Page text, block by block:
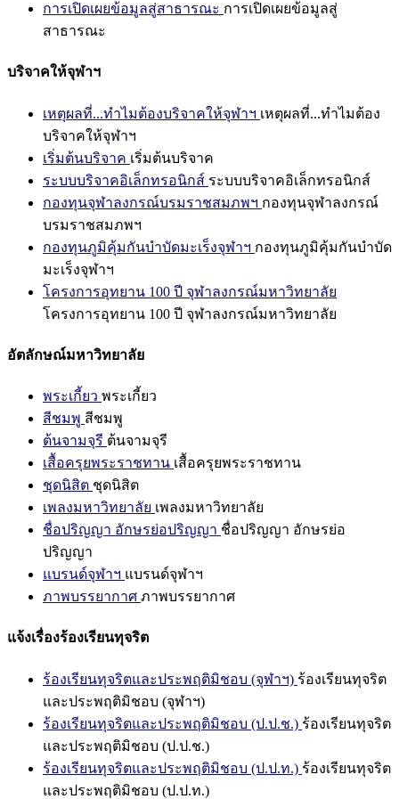
การเปิดเผยข้อมูลสู่สาธารณะ การเปิดเผยข้อมูลสู่
สาธารณะ
บริจาคให้จุฬาฯ
เหตุผลที่...ทำไมต้องบริจาคให้จุฬาฯ เหตุผลที่...ทำไมต้อง
บริจาคให้จุฬาฯ
เริ่มต้นบริจาค เริ่มต้นบริจาค
ระบบบริจาคอิเล็กทรอนิกส์ ระบบบริจาคอิเล็กทรอนิกส์
กองทุนจุฬาลงกรณ์บรมราชสมภพฯ กองทุนจุฬาลงกรณ์
บรมราชสมภพฯ
กองทุนภูมิคุ้มกันบำบัดมะเร็งจุฬาฯ กองทุนภูมิคุ้มกันบำบัด
มะเร็งจุฬาฯ
โครงการอุทยาน 100 ปี จุฬาลงกรณ์มหาวิทยาลัย
โครงการอุทยาน 100 ปี จุฬาลงกรณ์มหาวิทยาลัย
อัตลักษณ์มหาวิทยาลัย
พระเกี้ยว พระเกี้ยว
สีชมพู สีชมพู
ต้นจามจุรี ต้นจามจุรี
เสื้อครุยพระราชทาน เสื้อครุยพระราชทาน
ชุดนิสิต ชุดนิสิต
เพลงมหาวิทยาลัย เพลงมหาวิทยาลัย
ชื่อปริญญา อักษรย่อปริญญา ชื่อปริญญา อักษรย่อ
ปริญญา
แบรนด์จุฬาฯ แบรนด์จุฬาฯ
ภาพบรรยากาศ ภาพบรรยากาศ
แจ้งเรื่องร้องเรียนทุจริต
ร้องเรียนทุจริตและประพฤติมิชอบ (จุฬาฯ) ร้องเรียนทุจริต
และประพฤติมิชอบ (จุฬาฯ)
ร้องเรียนทุจริตและประพฤติมิชอบ (ป.ป.ช.) ร้องเรียนทุจริต
และประพฤติมิชอบ (ป.ป.ช.)
ร้องเรียนทุจริตและประพฤติมิชอบ (ป.ป.ท.) ร้องเรียนทุจริต
และประพฤติมิชอบ (ป.ป.ท.)